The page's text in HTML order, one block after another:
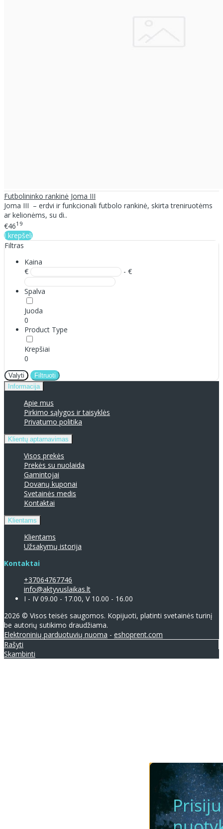
Futbolininko rankinė Joma III
Joma III – erdvi ir funkcionali futbolo rankinė, skirta treniruotėms
ar kelionėms, su di..
€4619
Į krepšelį
Filtras
Kaina
€
- €
Spalva
Juoda
0
Product Type
Krepšiai
0
Valyti
Filtruoti
Informacija
Apie mus
Pirkimo sąlygos ir taisyklės
Privatumo politika
Klientų aptarnavimas
Visos prekės
Prekės su nuolaida
Gamintojai
Dovanų kuponai
Svetainės medis
Kontaktai
Klientams
Klientams
Užsakymų istorija
Kontaktai
+37064767746
info@aktyvuslaikas.lt
I - IV 09.00 - 17.00, V 10.00 - 16.00
2026 © Visos teisės saugomos. Kopijuoti, platinti svetainės turinį
be autorių sutikimo draudžiama.
Elektroninių parduotuvių nuoma - eshoprent.com
Rašyti
Skambinti